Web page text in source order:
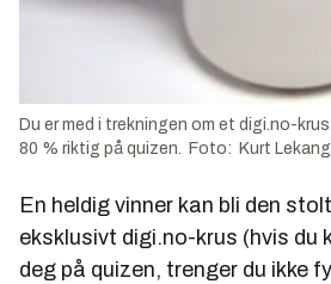
Du er med i trekningen om et digi.no-
80 % riktig på quizen. Foto: Kurt
En heldig vinner kan bli den
eksklusivt digi.no-krus (hvis du
deg på quizen, trenger du ikke